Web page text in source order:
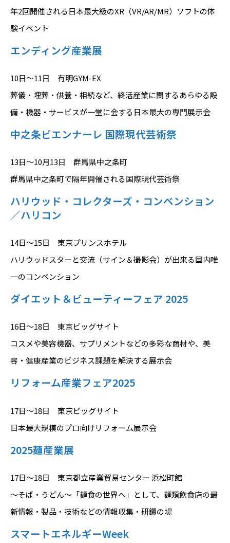
年2回開催される日本最大級のXR（VR/AR/MR）ソフトの体
験イベント
エンディング産業展
10日～11日 有明GYM-EX
葬儀・埋葬・供養・相続など、終活産業に関するあらゆる設
備・機器・サービスが一堂に会する日本最大の専門展示会
中之条ビエンナーレ 国際現代芸術祭
13日～10月13日 群馬県中之条町
群馬県中之条町で隔年開催される国際現代芸術祭
ハリウッド・コレクターズ・コンベンション
／ハリコン
14日～15日 東京プリンスホテル
ハリウッドスターと交流（サイン＆撮影会）が出来る国内唯
一のコンベンション
ダイエット＆ビューティーフェア 2025
16日～18日 東京ビッグサイト
コスメや美容機器、サプリメントなどの多彩な商材や、美
容・健康産業のビジネス課題を解決する展示会
リフォーム産業フェア2025
17日～18日 東京ビッグサイト
日本最大規模のプロ向けリフォーム展示会
2025麺産業展
17日～18日 東京都立産業貿易センター 浜松町館
〜そば・うどん〜「麺食の世界へ」として、麺類飲食店の最
新情報・製品・技術などの情報収集・研鑽の場
スマートエネルギーWeek